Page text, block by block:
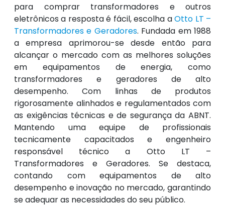
para comprar transformadores e outros
eletrônicos a resposta é fácil, escolha aOtto LT –
Transformadores e Geradores. Fundada em 1988
a empresa aprimorou-se desde então para
alcançar o mercado com as melhores soluções
em equipamentos de energia, como
transformadores e geradores de alto
desempenho. Com linhas de produtos
rigorosamente alinhados e regulamentados com
as exigências técnicas e de segurança da ABNT.
Mantendo uma equipe de profissionais
tecnicamente capacitados e engenheiro
responsável técnico a Otto LT –
Transformadores e Geradores. Se destaca,
contando com equipamentos de alto
desempenho e inovação no mercado, garantindo
se adequar as necessidades do seu público.